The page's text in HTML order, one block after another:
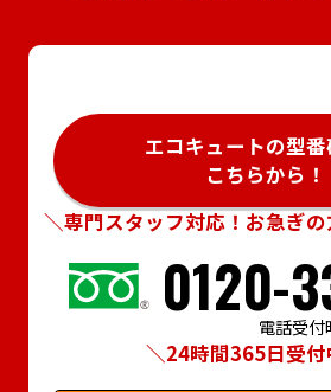
エコキュートの型
こちらから！
＼専門スタッフ対応！お急ぎ
0120-
電話受
＼24時間365日受付